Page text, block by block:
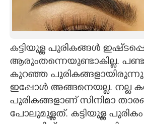
CARTOONS
LITERATURE
കട്ടിയുള്ള പുരികങ്ങൾ
ആരുംതന്നെയുണ്ടാകില്ല.
കുറഞ്ഞ പുരികങ്ങളായിരുന്നു
ഇപ്പോൾ അങ്ങനെയല്ല. നല്ല
പുരികങ്ങളാണ് സിനിമാ
പോലുമുള്ളത്. കട്ടിയുള്ള